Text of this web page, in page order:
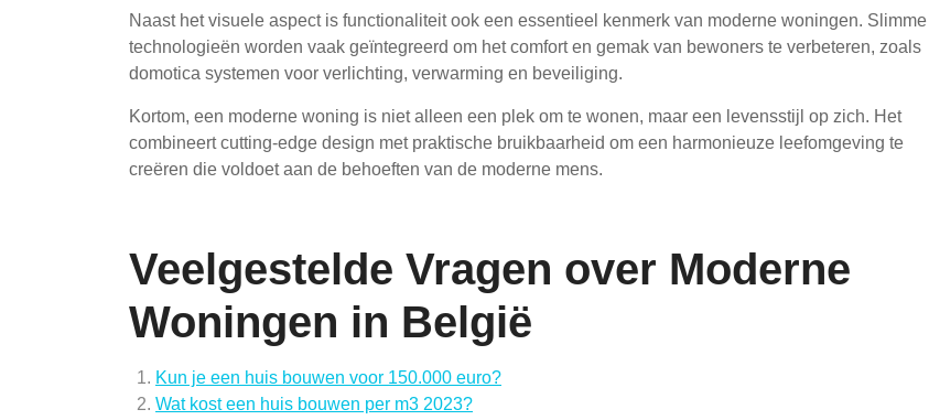
Naast het visuele aspect is functionaliteit ook een essentieel kenmerk van moderne woningen. Slimme
technologieën worden vaak geïntegreerd om het comfort en gemak van bewoners te verbeteren, zoals
domotica systemen voor verlichting, verwarming en beveiliging.
Kortom, een moderne woning is niet alleen een plek om te wonen, maar een levensstijl op zich. Het
combineert cutting-edge design met praktische bruikbaarheid om een harmonieuze leefomgeving te
creëren die voldoet aan de behoeften van de moderne mens.
Veelgestelde Vragen over Moderne
Woningen in België
Kun je een huis bouwen voor 150.000 euro?
Wat kost een huis bouwen per m3 2023?